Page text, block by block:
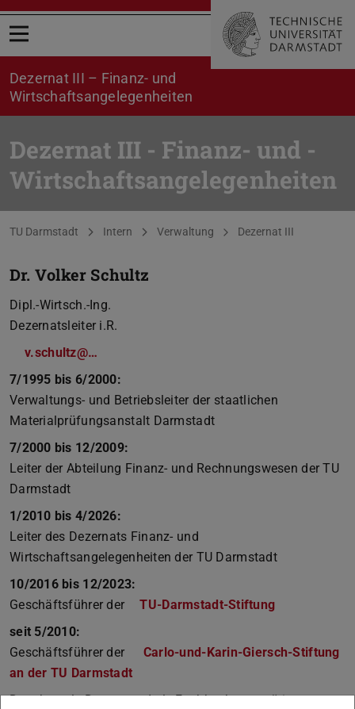
Menü öffnen
Dezernat III – Finanz- und
Wirtschaftsangelegenheiten
Dezernat III - Finanz- und ­
Wirtschaftsangelegenheiten
Sie befinden sich hier:
TU Darmstadt Intern Verwaltung Dezernat III
Dr. Volker Schultz
Dipl.-Wirtsch.-Ing.
Dezernatsleiter i.R.
v.schultz@…
7/1995 bis 6/2000:
Verwaltungs- und Betriebsleiter der staatlichen
Materialprüfungsanstalt Darmstadt
7/2000 bis 12/2009:
Leiter der Abteilung Finanz- und Rechnungswesen der TU
Darmstadt
1/2010 bis 4/2026:
Leiter des Dezernats Finanz- und
Wirtschaftsangelegenheiten der TU Darmstadt
10/2016 bis 12/2023:
Geschäftsführer der
TU-Darmstadt-Stiftung
seit 5/2010:
Geschäftsführer der
Carlo-und-Karin-Giersch-Stiftung
an der TU Darmstadt
Daneben als Dozent und als Fachbuchautor tätig